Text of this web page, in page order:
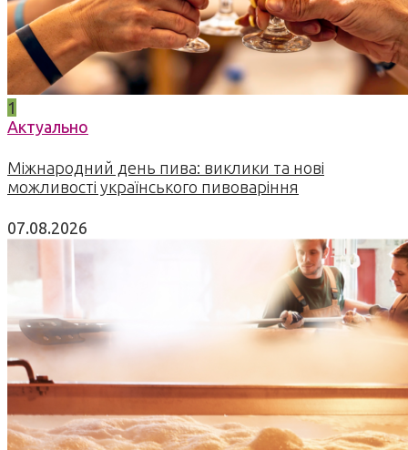
1
Актуально
Міжнародний день пива: виклики та нові
можливості українського пивоваріння
07.08.2026